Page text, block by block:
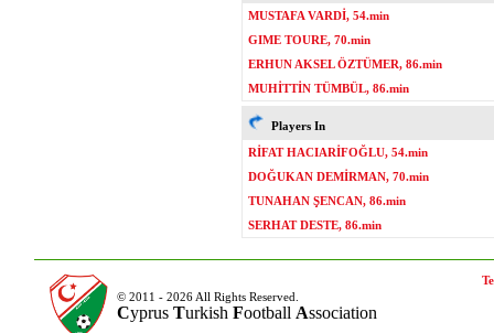
MUSTAFA VARDİ, 54.min
GIME TOURE, 70.min
ERHUN AKSEL ÖZTÜMER, 86.min
MUHİTTİN TÜMBÜL, 86.min
Players In
RİFAT HACIARİFOĞLU, 54.min
DOĞUKAN DEMİRMAN, 70.min
TUNAHAN ŞENCAN, 86.min
SERHAT DESTE, 86.min
© 2011 - 2026 All Rights Reserved.
Cyprus Turkish Football Association